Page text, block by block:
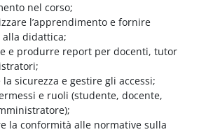
nel corso;
l’apprendimento e fornire
didattica;
e produrre report per docenti, tutor
sicurezza e gestire gli accessi;
e ruoli (studente, docente,
la conformità alle normative sulla